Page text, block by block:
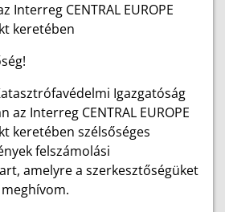
Interreg CENTRAL EUROPE
keretében
Igazgatóság
az Interreg CENTRAL EUROPE
keretében szélsőséges
felszámolási
amelyrea szerkesztőségüket